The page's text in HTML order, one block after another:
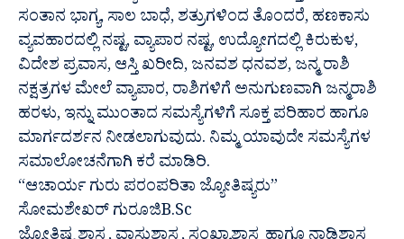
ಸಂತಾನ ಭಾಗ್ಯ, ಸಾಲ ಬಾಧೆ, ಶತ್ರುಗಳಿಂದ ತೊಂದರೆ, ಹಣಕಾಸು
ವ್ಯವಹಾರದಲ್ಲಿ ನಷ್ಟ, ವ್ಯಾಪಾರ ನಷ್ಟ, ಉದ್ಯೋಗದಲ್ಲಿ ಕಿರುಕುಳ,
ವಿದೇಶ ಪ್ರವಾಸ, ಆಸ್ತಿ ಖರೀದಿ, ಜನವಶ ಧನವಶ, ಜನ್ಮ ರಾಶಿ
ನಕ್ಷತ್ರಗಳ ಮೇಲೆ ವ್ಯಾಪಾರ, ರಾಶಿಗಳಿಗೆ ಅನುಗುಣವಾಗಿ ಜನ್ಮರಾಶಿ
ಹರಳು, ಇನ್ನು ಮುಂತಾದ ಸಮಸ್ಯೆಗಳಿಗೆ ಸೂಕ್ತ ಪರಿಹಾರ ಹಾಗೂ
ಮಾರ್ಗದರ್ಶನ ನೀಡಲಾಗುವುದು. ನಿಮ್ಮ ಯಾವುದೇ ಸಮಸ್ಯೆಗಳ
ಸಮಾಲೋಚನೆಗಾಗಿ ಕರೆ ಮಾಡಿರಿ.
“ಆಚಾರ್ಯ ಗುರು ಪರಂಪರಿತಾ ಜ್ಯೋತಿಷ್ಯರು”
ಸೋಮಶೇಖರ್ ಗುರೂಜಿB.Sc